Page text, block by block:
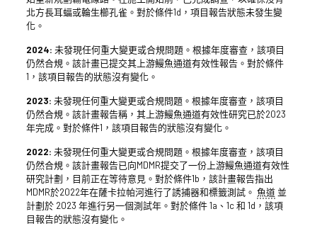
北方長耳蝠或輪生櫛孔雀。對於條件1d，項目報告狀態未發生變
化。
2024: 未發現任何重大變更或合規問題。根據年度審查，該項目
仍然合規。該計畫已提交其上游鰻魚通道有效性報告。對於條件
1，該項目報告的狀態沒有變化。
2023: 未發現任何重大變更或合規問題。根據年度審查，該項目
仍然合規。該計畫報告稱，其上游鰻魚通道有效性研究已於2023
年完成。對於條件1，該項目報告的狀態沒有變化。
2022: 未發現任何重大變更或合規問題。根據年度審查，該項目
仍然合規。該計畫報告已向MDMR提交了一份上游鰻魚通道有效性
研究計劃，目前正在等待意見。對於條件1b，該計畫報告指出
MDMR於2022年在薩卡拉帕河進行了誘捕器和標籤測試。 魚道並
計劃於 2023 年進行另一個測試年。對於條件 1a、1c 和 1d，該項
目報告的狀態沒有變化。